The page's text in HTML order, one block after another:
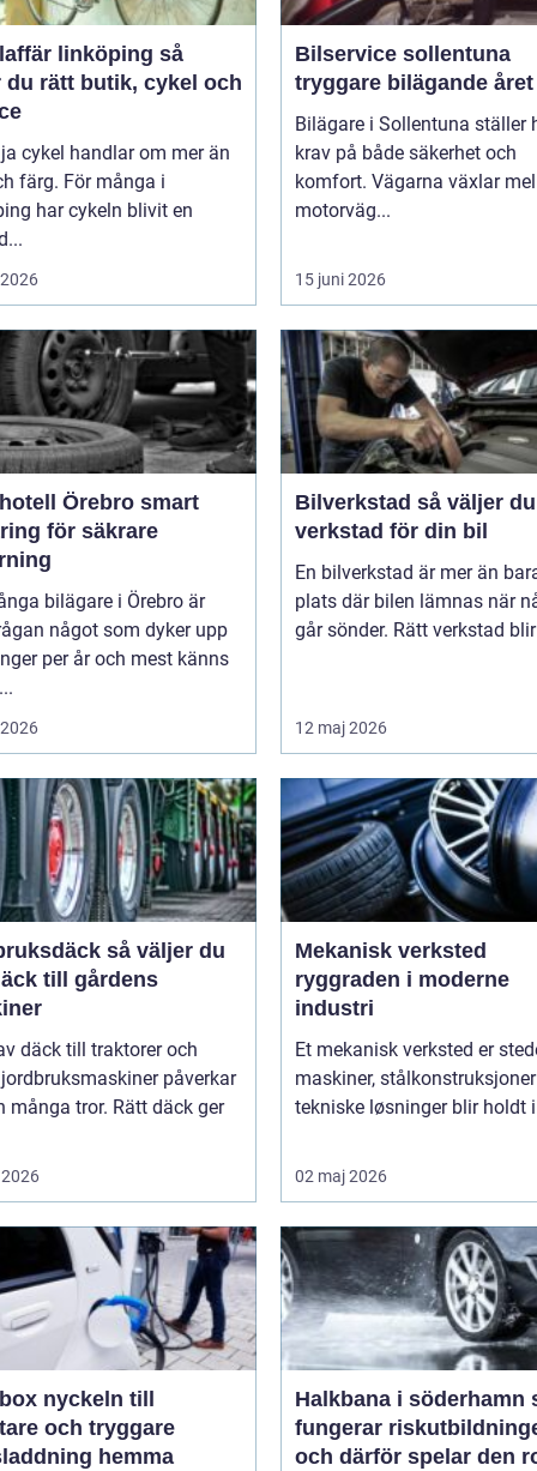
linköping så
du rätt butik, cykel och
cykel handlar om mer än
färg. För många i
har cykeln blivit en
Bilservice sollentuna
tryggare bilägande
Bilägare i Sollentuna ställer
krav på både säkerhet och
komfort. Vägarna växlar
motorväg...
15 juni 2026
Örebro smart
för säkrare
bilägare i Örebro är
något som dyker upp
per år och mest känns
Bilverkstad så väljer du rätt
verkstad för din bil
En bilverkstad är mer än
plats där bilen lämnas när
går sönder. Rätt verkstad
12 maj 2026
så väljer du
till gårdens
däck till traktorer och
påverkar
många tror. Rätt däck ger
Mekanisk verksted
ryggraden i moderne
industri
Et mekanisk verksted er
maskiner,
tekniske løsninger blir holdt
02 maj 2026
till
och tryggare
hemma
Halkbana i söderhamn så
fungerar
och därför spelar den